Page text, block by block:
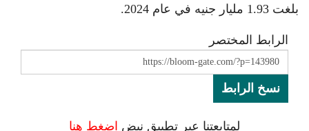
بلغت 1.93 مليار جنيه في عام 2024.
الرابط المختصر
نسخ الرابط
لمتابعتنا عبر تطبيق نبض اضغط هنا